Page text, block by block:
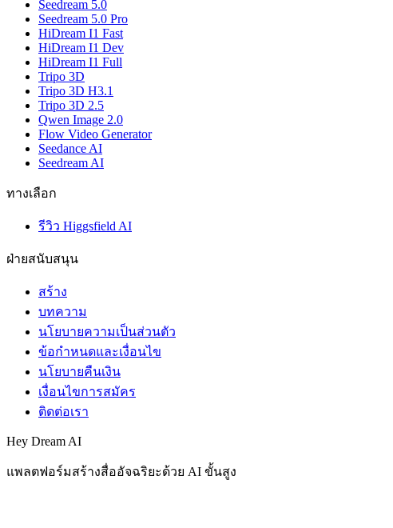
Seedream 5.0
Seedream 5.0 Pro
HiDream I1 Fast
HiDream I1 Dev
HiDream I1 Full
Tripo 3D
Tripo 3D H3.1
Tripo 3D 2.5
Qwen Image 2.0
Flow Video Generator
Seedance AI
Seedream AI
ทางเลือก
รีวิว Higgsfield AI
ฝ่ายสนับสนุน
สร้าง
บทความ
นโยบายความเป็นส่วนตัว
ข้อกำหนดและเงื่อนไข
นโยบายคืนเงิน
เงื่อนไขการสมัคร
ติดต่อเรา
Hey Dream AI
แพลตฟอร์มสร้างสื่ออัจฉริยะด้วย AI ขั้นสูง